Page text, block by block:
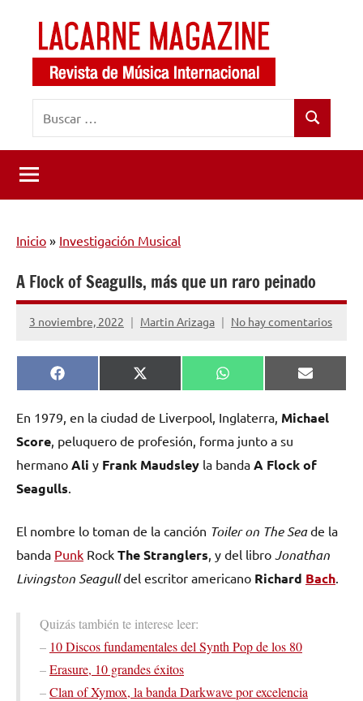
contenido
LaCarne
Magazine
de
música
internacional
Buscar
Inicio » Investigación Musical
A Flock of Seagulls, más que un raro peinado
3 noviembre, 2022 Martin Arizaga No hay comentarios
Compartir
en
Facebook
Compartir
en
X
(Twitter)
Compartir
en
WhatsApp
en
Email
En 1979, en la ciudad de Liverpool, Inglaterra, Michael
Score , peluquero de profesión, forma junto a su
hermano Ali y Frank Maudsley la banda A Flock of
Seagulls
El nombre lo toman de la canción Toiler on The Seade la
banda Punk Rock The Stranglers , y del libro Jonathan
Livingston Seagulldel escritor americano Richard Bach
Quizás también te interese leer:
– 10 Discos fundamentales del Synth Pop de los 80
–Erasure, 10 grandes éxitos
–Clan of Xymox, la banda Darkwave por excelencia